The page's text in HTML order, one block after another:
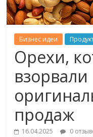
Бизнес идеи
Орехи,
продаж
16.04.2025 0